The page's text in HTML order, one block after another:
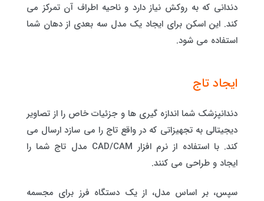
دندانی که به روکش نیاز دارد و ناحیه اطراف آن تمرکز می
کند. این اسکن برای ایجاد یک مدل سه بعدی از دهان شما
استفاده می شود.
ایجاد تاج
دندانپزشک شما اندازه گیری ها و جزئیات خاص را از تصاویر
دیجیتالی به تجهیزاتی که در واقع تاج را می سازد ارسال می
کند. با استفاده از نرم افزار CAD/CAM مدل تاج شما را
ایجاد و طراحی می کنند.
سپس، بر اساس مدل، از یک دستگاه فرز برای مجسمه